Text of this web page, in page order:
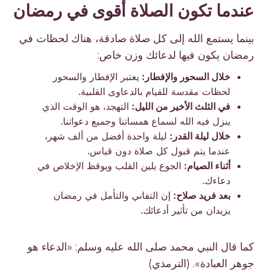
عندما تكون الصلاة أقوى في رمضان
بينما يستمع الله إلى كل صلاة صادقة، هناك لحظات في
رمضان يكون فيها لدعائك وزن خاص:
خلال السحور والإفطار:يعتبر الإفطار والسحور
لحظات مقدسة للقيام بالدعاوى القلبية.
في الثلث الأخير من الليل:التهجد، هو الوقت الذي
ينزل فيه الله لسماع همساتنا وجميع دعواتنا.
خلال ليلة القدر:ليلة واحدة أفضل من ألف شهر،
عندما يتم قبول كل صلاة دون قياس.
أثناء الصيام:الجوع يلين القلب ويوقظ الإخلاص في
دعاءك.
بعد فريد صلاح:إن التفاني والتأمل في رمضان
يزيدان من تأثير أدعائك.
كما قال النبي محمد صلى الله عليه وسلم:«الدعاء هو
جوهر العبادة».(الترمذي)